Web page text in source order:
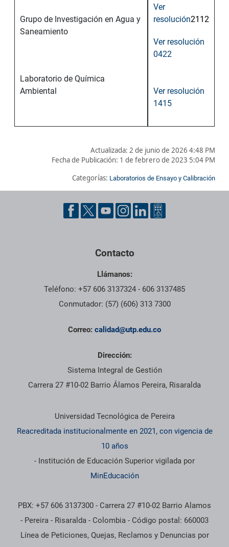
Grupo de Investigación en Agua y
Saneamiento
Laboratorio de Química
Ambiental
Ver
resolución2112
Ver resolución
0422
Ver resolución
1415
Actualizada: 2 de junio de 2026 4:48 PM
Fecha de Publicación: 1 de febrero de 2023 5:04 PM
Categorías: Laboratorios de Ensayo y Calibración
Pie de página con información de contacto, redes sociales y
Contacto
Llámanos:
Teléfono: +57 606 3137324 - 606 3137485
Conmutador: (57) (606) 313 7300
Correo: calidad@utp.edu.co
Dirección:
Sistema Integral de Gestión
Carrera 27 #10-02 Barrio Álamos Pereira, Risaralda
Información institucional
Universidad Tecnológica de Pereira
Reacreditada institucionalmente en 2021, con vigencia de
10 años
- Institución de Educación Superior vigilada por
MinEducación
PBX: +57 606 3137300 - Carrera 27 #10-02 Barrio Alamos
- Pereira - Risaralda - Colombia - Código postal: 660003
Línea de Peticiones, Quejas, Reclamos y Denuncias por